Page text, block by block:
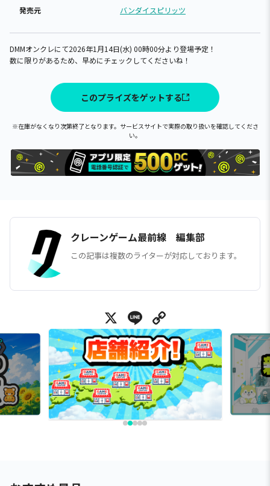
発売元 バンダイスピリッツ
DMMオンクレにて2026年1月14日(水) 00時00分より登場予定！
数に限りがあるため、早めにチェックしてくださいね！
このプライズをゲットする
※在庫がなくなり次第終了となります。サービスサイトで実際の取り扱いを確認してくださ
い。
クレーンゲーム最前線 編集部
この記事は複数のライターが対応しております。
X Line